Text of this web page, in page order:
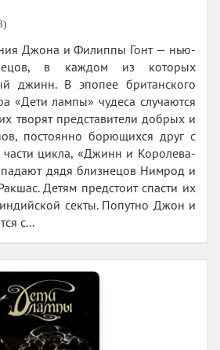
Джона и Филиппы Гонт — нью-
в каждом из которых
джинн. В эпопее британского
«Дети лампы» чудеса случаются
творят представители добрых и
постоянно борющихся друг с
части цикла, «Джинн и Королева-
дядя близнецов Нимрод и
Детям предстоит спасти их
секты. Попутно Джон и
с...